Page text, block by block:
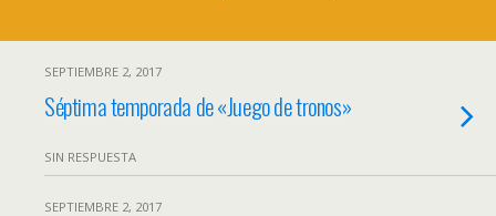
SEPTIEMBRE 2, 2017
Séptima temporada de «Juego de tronos»
SIN RESPUESTA
SEPTIEMBRE 2, 2017